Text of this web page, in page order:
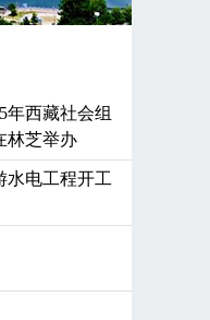
年西藏社会组
林芝举办
水电工程开工